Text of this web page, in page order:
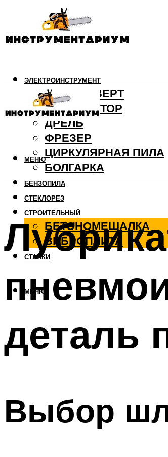
ЭЛЕКТРОИНСТРУМЕНТ
ШУРУПОВЕРТ
ПЕРФОРАТОР
ДРЕЛЬ
ФРЕЗЕР
ЦИРКУЛЯРНАЯ ПИЛА
БОЛГАРКА
БЕНЗОПИЛА
СТЕКЛОРЕЗ
СТРОИТЕЛЬНЫЙ
БЕТОНОМЕШАЛКА
ВИБРОПЛИТА
СТАНКИ
МЕНЮ
МЕНЮ
деталь
Выбор